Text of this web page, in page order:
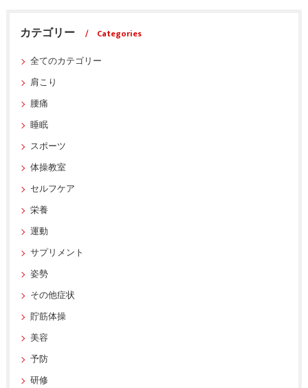
カテゴリー
Categories
全てのカテゴリー
肩こり
腰痛
睡眠
スポーツ
体操教室
セルフケア
栄養
運動
サプリメント
姿勢
その他症状
貯筋体操
美容
予防
研修